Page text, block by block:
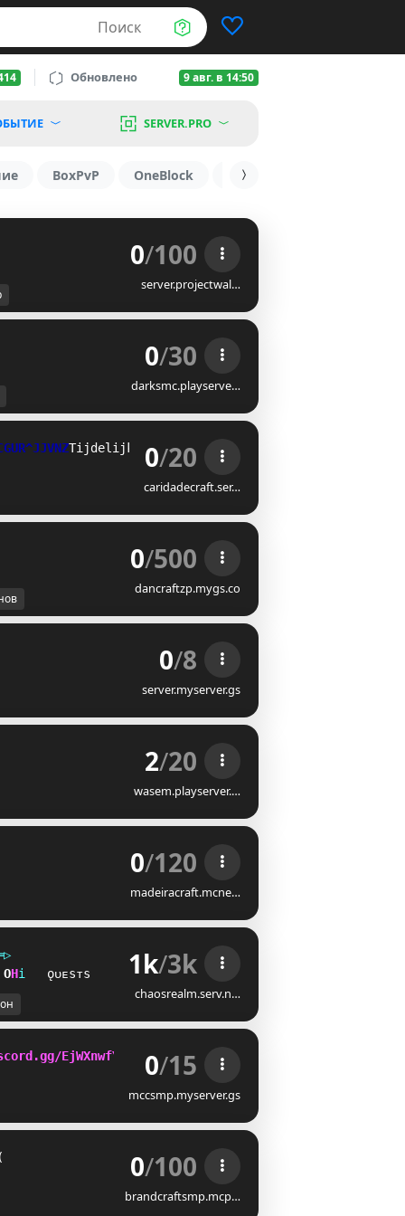
Поиск
Обновлено 9 авг. в 14:50
SERVER.PRO
BoxPvP OneBlock 1.19.3
0/100
server.projectwal…
0/30
darksmc.playserve…
Tijdelijk gesloten! Geniet van het weer :)
0/20
caridadecraft.ser…
0/500
dancraftzp.mygs.co
0/8
server.myserver.gs
2/20
wasem.playserver.…
0/120
madeiracraft.mcne…
▷
DFi ǫᴜᴇsᴛs 1k/3k
chaosrealm.serv.n…
EjWXnwfYRj 0/15
mccsmp.myserver.gs
0/100
brandcraftsmp.mcp…